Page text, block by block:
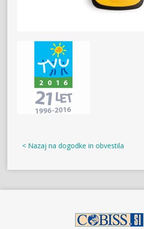
< Nazaj na dogodke in obvestila